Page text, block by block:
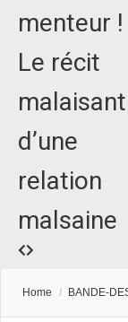
menteur !
Le récit
malaisant
d’une
relation
malsaine
Home / BANDE-